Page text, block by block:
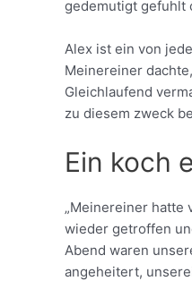
gedemutigt gefuhlt
Alex ist ein von
Meinereiner
Gleichlaufend
zu diesem zweck
Ein koch
„Meinereiner hatte
wieder getroffen
Abend waren
angeheitert,